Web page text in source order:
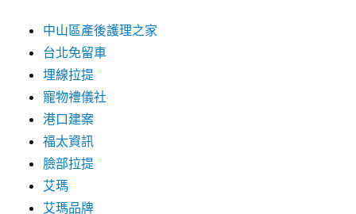
中山區產後護理之家
台北免留車
埋線拉提
寵物禮儀社
港口建案
福太資訊
臉部拉提
艾瑪
艾瑪品牌